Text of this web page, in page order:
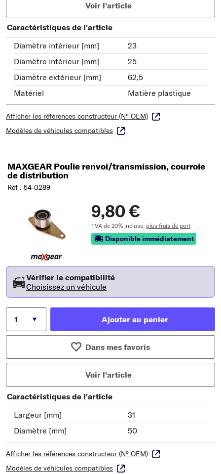
Voir l'article
Caractéristiques de l'article
Diamètre intérieur [mm]
23
Diamètre intérieur [mm]
25
Diamètre extérieur [mm]
62,5
Matériel
Matière plastique
Afficher les références constructeur (N° OEM)
Modèles de véhicules compatibles
MAXGEAR Poulie renvoi/transmission, courroie
de distribution
Réf : 54-0289
9,80 €
TVA de 20% incluse, plus frais de port
Disponible immédiatement
Vérifier la compatibilité
Choisissez un véhicule
Ajouter au panier
Dans mes favoris
Voir l'article
Caractéristiques de l'article
Largeur [mm]
31
Diamètre [mm]
50
Afficher les références constructeur (N° OEM)
Modèles de véhicules compatibles